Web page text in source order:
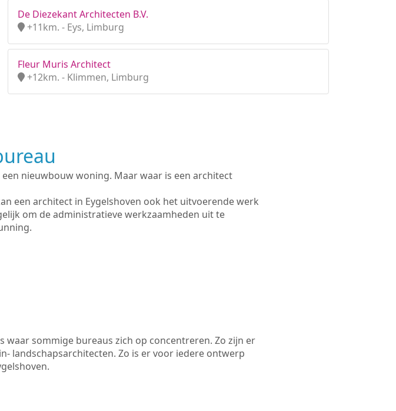
De Diezekant Architecten B.V.
+11km. - Eys, Limburg
Fleur Muris Architect
+12km. - Klimmen, Limburg
nieuwbouw woning. Maar waar is een architect
een architect in Eygelshoven ook het uitvoerende werk
om de administratieve werkzaamheden uit te
sommige bureaus zich op concentreren. Zo zijn er
landschapsarchitecten. Zo is er voor iedere ontwerp